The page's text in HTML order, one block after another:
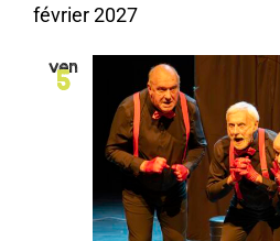
février 2027
ven
5